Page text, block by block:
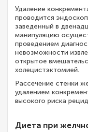
Удаление
проводится
заведенный в
манипуляцию
проведением
невозможности
открытое
холецистэктомией.
Рассечение стенки
удалением
высокого риска
Диета при